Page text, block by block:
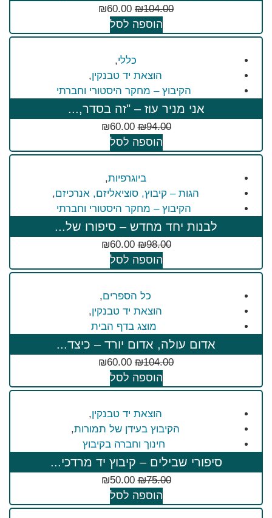
₪104.00
₪60.00
הוספה לסל
כללי,
הוצאת יד טבנקין,
הקיבוץ – מחקר היסטורי וחברתי
אני מניר עוז – "זה בסדר,...
₪94.00
₪60.00
הוספה לסל
ביוגרפיות,
הגות – קיבוץ, סוציאליזם, אנרכיזם,
הקיבוץ – מחקר היסטורי וחברתי
לבנות יחד מחדש – סיפורו של...
₪98.00
₪60.00
הוספה לסל
כל הספרים,
הוצאת יד טבנקין,
מוצג בדף הבית
אדום עולה, אדום יורד – כיצד...
₪104.00
₪60.00
הוספה לסל
הוצאת יד טבנקין,
הקיבוץ בעידן של תמורות,
חינוך וחברה בקיבוץ
סיפורי שבילים – קיבוץ יד מרדכי...
₪75.00
₪50.00
הוספה לסל